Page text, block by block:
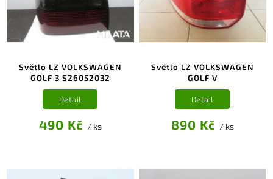
Světlo LZ VOLKSWAGEN
GOLF 3 S26052032
490 Kč / ks
Detail
Světlo LZ VOLKSWAGEN
GOLF V
890 Kč / ks
Detail